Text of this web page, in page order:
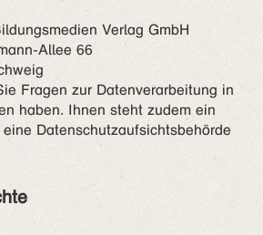
Verlag GmbH
Allee 66
Fragen zur Datenverarbeitung in
haben. Ihnen steht zudem ein
Datenschutzaufsichtsbehörde